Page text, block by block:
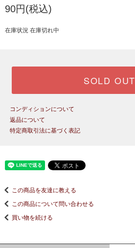
90円(税込)
在庫状況 在庫切れ中
SOLD OUT
コンディションについて
返品について
特定商取引法に基づく表記
この商品を友達に教える
この商品について問い合わせる
買い物を続ける